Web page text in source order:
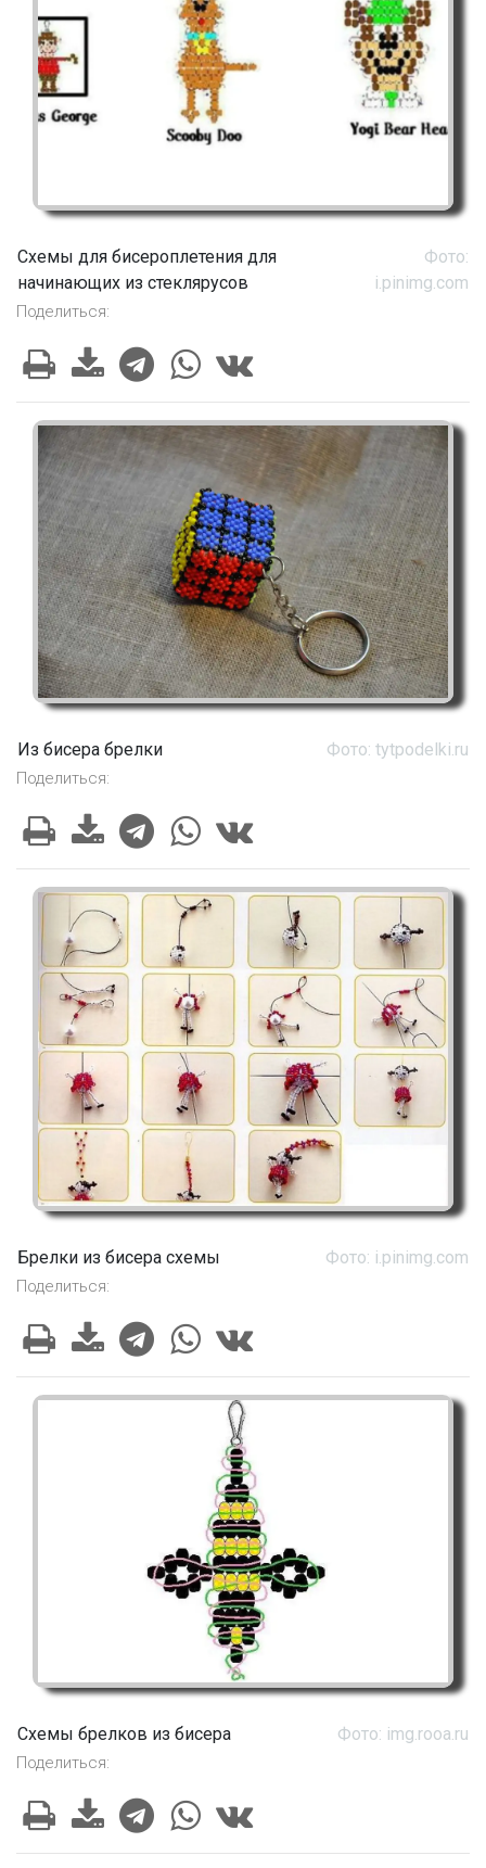
Схемы для бисероплетения для
начинающих из стеклярусов
Фото:
i.pinimg.com
Поделиться:
Из бисера брелки Фото: tytpodelki.ru
Поделиться:
Брелки из бисера схемы Фото: i.pinimg.com
Поделиться:
Схемы брелков из бисера Фото: img.rooa.ru
Поделиться: